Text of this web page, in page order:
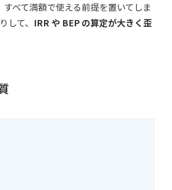
べて満額で使える前提を置いてしま
て、 IRR や BEP の算定が大きく歪